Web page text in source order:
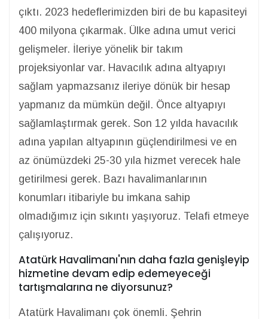
çıktı. 2023 hedeflerimizden biri de bu kapasiteyi
400 milyona çıkarmak. Ülke adına umut verici
gelişmeler. İleriye yönelik bir takım
projeksiyonlar var. Havacılık adına altyapıyı
sağlam yapmazsanız ileriye dönük bir hesap
yapmanız da mümkün değil. Önce altyapıyı
sağlamlaştırmak gerek. Son 12 yılda havacılık
adına yapılan altyapının güçlendirilmesi ve en
az önümüzdeki 25-30 yıla hizmet verecek hale
getirilmesi gerek. Bazı havalimanlarının
konumları itibariyle bu imkana sahip
olmadığımız için sıkıntı yaşıyoruz. Telafi etmeye
çalışıyoruz.
Atatürk Havalimanı'nın daha fazla genişleyip
hizmetine devam edip edemeyeceği
tartışmalarına ne diyorsunuz?
Atatürk Havalimanı çok önemli. Şehrin